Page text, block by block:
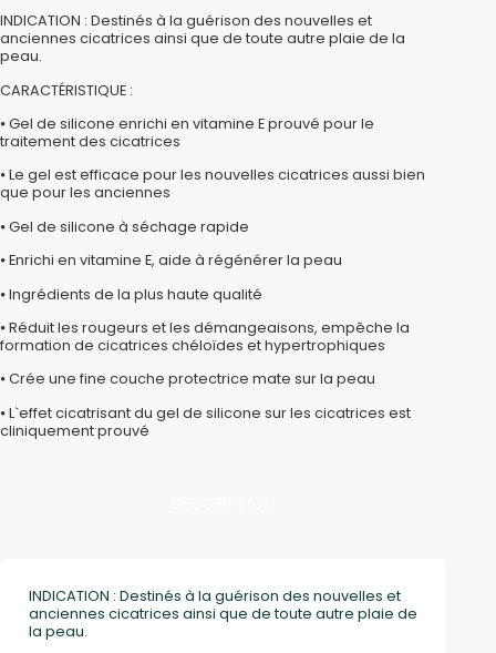
INDICATION : Destinés à la guérison des nouvelles et
anciennes cicatrices ainsi que de toute autre plaie de la
peau.
CARACTÉRISTIQUE :
⦁ Gel de silicone enrichi en vitamine E prouvé pour le
traitement des cicatrices
⦁ Le gel est efficace pour les nouvelles cicatrices aussi bien
que pour les anciennes
⦁ Gel de silicone à séchage rapide
⦁ Enrichi en vitamine E, aide à régénérer la peau
⦁ Ingrédients de la plus haute qualité
⦁ Réduit les rougeurs et les démangeaisons, empêche la
formation de cicatrices chéloïdes et hypertrophiques
⦁ Crée une fine couche protectrice mate sur la peau
⦁ L`effet cicatrisant du gel de silicone sur les cicatrices est
cliniquement prouvé
INDICATION : Destinés à la guérison des nouvelles et
anciennes cicatrices ainsi que de toute autre plaie de
la peau.